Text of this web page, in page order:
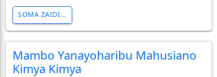
SOMA ZAIDI...
Mambo Yanayoharibu Mahusiano
Kimya Kimya